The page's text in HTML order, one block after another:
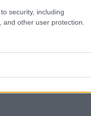
security, including
other user protection.